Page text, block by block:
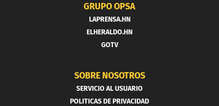
GRUPO OPSA
LAPRENSA.HN
ELHERALDO.HN
GOTV
SOBRE NOSOTROS
SERVICIO AL USUARIO
POLITICAS DE PRIVACIDAD